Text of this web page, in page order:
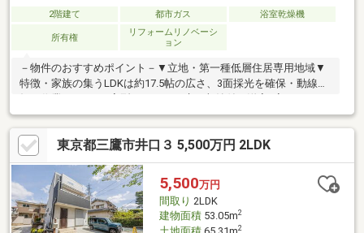
2階建て 都市ガス 浴室乾燥機
所有権
リフォームリノベーシ
ョン
－物件のおすすめポイント－▼立地・第一種低層住居専用地域▼
特徴・家族の集うLDKは約17.5帖の広さ、3面採光を確保・動線が
ゼットを設置・南向きバルコニー有▼設備・浴室換気乾燥機付の
オートバス・TVモニタ付インターホン▼内外装リフォーム履歴
【2023年8月】 ＜交換＞トイレ【2015年8月】 ＜交換＞浴室、
洗面台 ＜塗装＞外壁 ＜その他＞和室→洋室(2階南東側)に変更
■ ご希望の住まい探しをお手伝いします ━━━━━・・・物件の
詳細・ご相談はお気軽にお問い合わせください。
東京都三鷹市井口３ 5,500万円 2LDK
5,500万円
間取り 2LDK
建物面積53.05m2
2